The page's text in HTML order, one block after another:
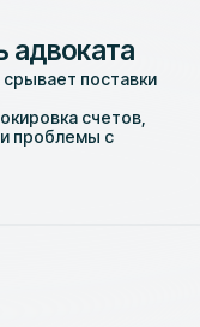
адвоката
срывает поставки
счетов,
проблемы с